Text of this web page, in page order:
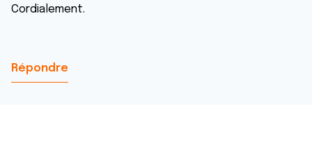
Cordialement.
Répondre